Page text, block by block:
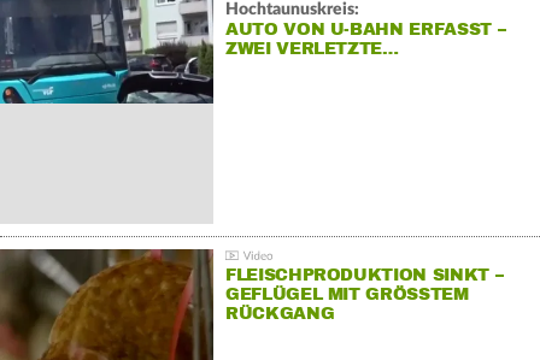
Hochtaunuskreis:
AUTO VON U-BAHN ERFASST –
ZWEI VERLETZTE…
FLEISCHPRODUKTION SINKT –
GEFLÜGEL MIT GRÖSSTEM R
ÜCKGANG